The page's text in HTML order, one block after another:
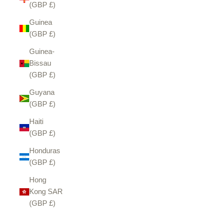
(GBP £)
Guinea
(GBP £)
Guinea-
Bissau
(GBP £)
Guyana
(GBP £)
Haiti
(GBP £)
Honduras
(GBP £)
Hong
Kong SAR
(GBP £)